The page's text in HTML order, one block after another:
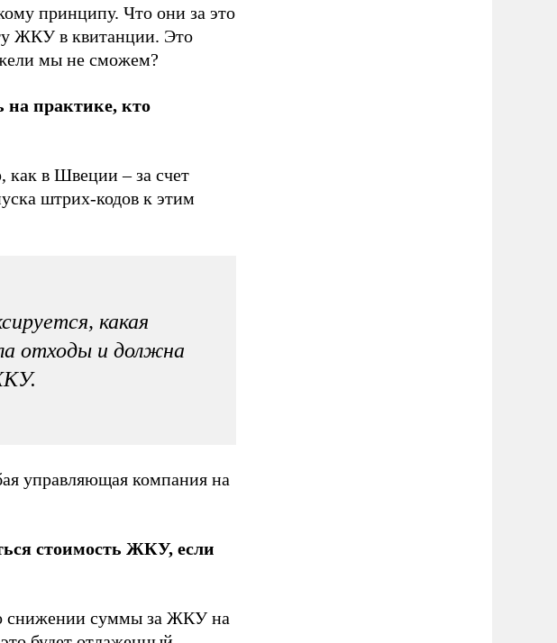
принципу. Что они за это
ЖКУ в квитанции. Это
мы не сможем?
практике, кто
как в Швеции – за счет
штрих-кодов к этим
какая
отходы и должна
управляющая компания на
стоимость ЖКУ, если
снижении суммы за ЖКУ на